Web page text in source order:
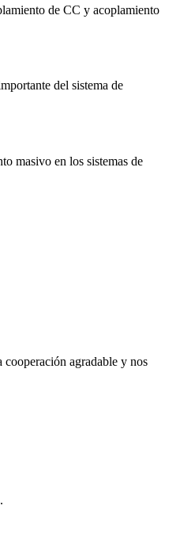
de CC y acoplamiento
del sistema de
masivo en los sistemas de
agradable y nos